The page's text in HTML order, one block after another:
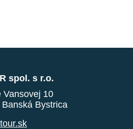
spol. s r.o.
Vansovej 10
Bystrica